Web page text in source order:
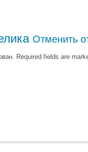
Отменить
Required fields are